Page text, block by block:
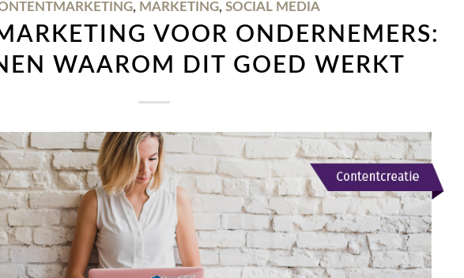
, MARKETING, SOCIAL MEDIA
VOOR ONDERNEMERS:
WAAROM DIT GOED WERKT